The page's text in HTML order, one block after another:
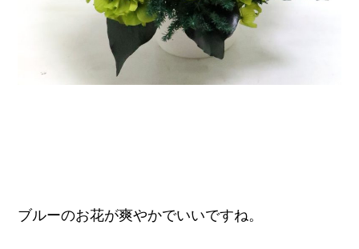
ブルーのお花が爽やかでいいですね。